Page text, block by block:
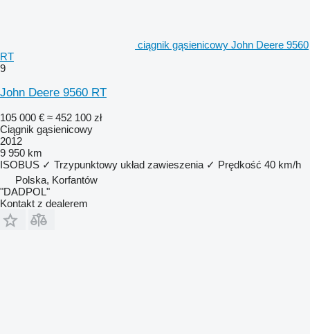
ciągnik gąsienicowy John Deere 9560
RT
9
John Deere 9560 RT
105 000 € ≈ 452 100 zł
Ciągnik gąsienicowy
2012
9 950 km
ISOBUS ✓ Trzypunktowy układ zawieszenia ✓ Prędkość 40 km/h
Polska, Korfantów
"DADPOL"
Kontakt z dealerem